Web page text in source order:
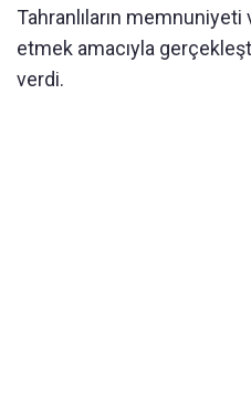
Tahranlıların memnuniyeti
etmek amacıyla
verdi.